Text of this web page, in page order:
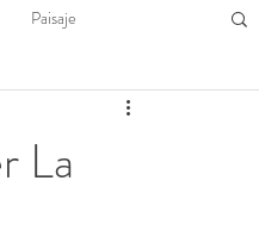
Paisaje
Aguada
La